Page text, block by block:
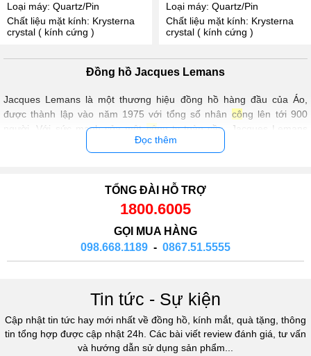
Loại máy: Quartz/Pin
Chất liệu mặt kính: Krysterna
crystal ( kính cứng )
Loại máy: Quartz/Pin
Chất liệu mặt kính: Krysterna
crystal ( kính cứng )
Đồng hồ Jacques Lemans
Jacques Lemans là một thương hiệu đồng hồ hàng đầu của Áo,
được thành lập vào năm 1975 với tổng số nhân công lên tới 900
người. Với sức mạnh của mộtcông ty toàn cầu, Jacques Lemans
mang đến cho khách hàng những chiếc đồng hồ chất lượng, đẳng
Thiết kế tinh xảo và đa dạng: Jacques Lemans có sự đa dạng
về mẫu mã, thiết kế từ những chiếc đồng hồ cổ điển đến
những mẫu hiện đại phù hợp với nhiều phong cách thời trang
sang trọng và sắc sảo để tạo nên sự độc đáo trong thiết kế.
Độ chính xác cao: Tất cả các sản phẩm của Jacques
Lemans đảm bảo chính xác với độ chính xác cao bởi đã trải
qua một quy trình kiểm tra chất lượng nghiêm ngặt.
Đọc thêm
TỔNG ĐÀI HỖ TRỢ
1800.6005
GỌI MUA HÀNG
098.668.1189 - 0867.51.5555
Tin tức - Sự kiện
Cập nhật tin tức hay mới nhất về đồng hồ, kính mắt, quà tặng, thông
tin tổng hợp được cập nhật 24h. Các bài viết review đánh giá, tư vấn
và hướng dẫn sử dụng sản phẩm...